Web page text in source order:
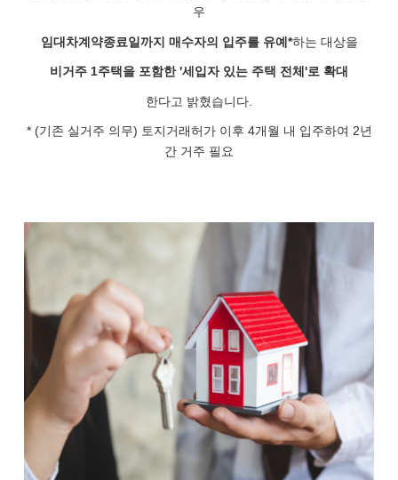
우
임대차계약종료일까지 매수자의 입주를 유예*하는 대상을
비거주 1주택을 포함한 '세입자 있는 주택 전체'로 확대
한다고 밝혔습니다.
* (기존 실거주 의무) 토지거래허가 이후 4개월 내 입주하여 2년
간 거주 필요